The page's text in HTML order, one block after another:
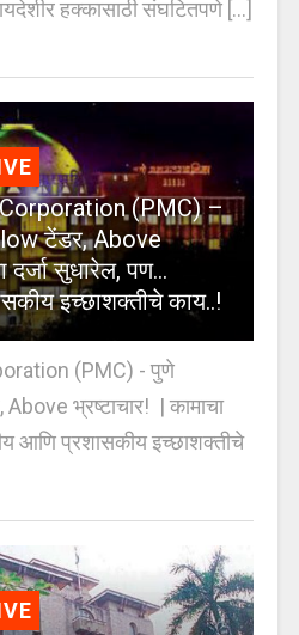
हक्कासाठी संघटितपणे [...]
(PMC) –
टेंडर, Above
दर्जा सुधारेल, पण…
इच्छाशक्तीचे काय..!
(PMC) - पुणे
भ्रष्टाचार! | कामाचा
आणि प्रशासकीय इच्छाशक्तीचे